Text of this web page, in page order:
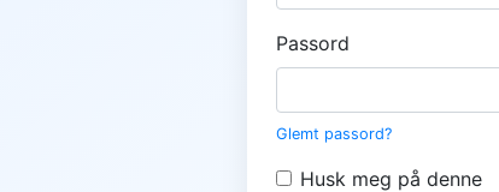
Passord
Glemt passord?
Husk meg på denne